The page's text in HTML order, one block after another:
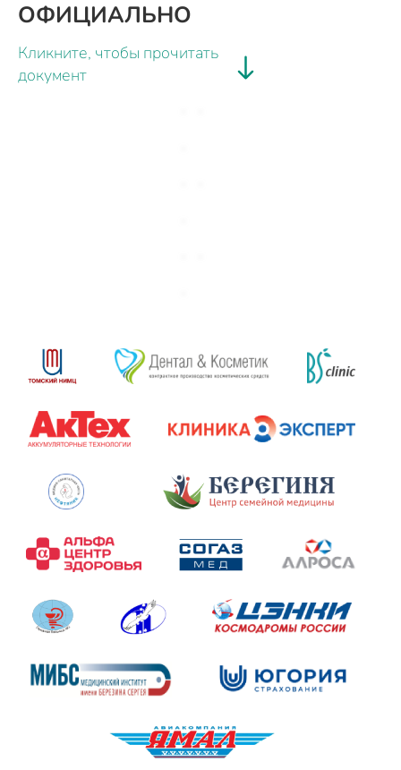
ОФИЦИАЛЬНО
Кликните, чтобы прочитать
документ